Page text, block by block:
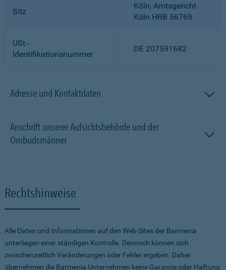
Sitz
Köln; Amtsgericht
Köln HRB 56769
USt.-
Identifikationsnummer
DE 207591682
Adresse und Kontaktdaten
Anschrift unserer Aufsichtsbehörde und der
Ombudsmänner
Rechtshinweise
Alle Daten und Informationen auf den Web-Sites der Barmenia
unterliegen einer ständigen Kontrolle. Dennoch können sich
zwischenzeitlich Veränderungen oder Fehler ergeben. Daher
übernehmen die Barmenia Unternehmen keine Garantie oder Haftung